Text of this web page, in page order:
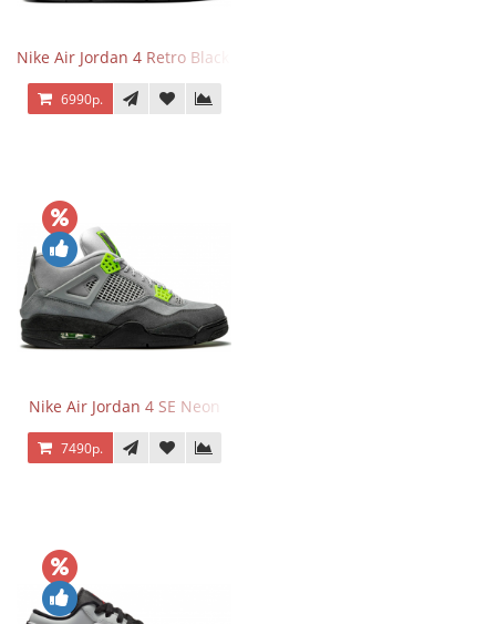
Nike Air Jordan 4 Retro Black Cat
6990р.
Nike Air Jordan 4 SE Neon
7490р.